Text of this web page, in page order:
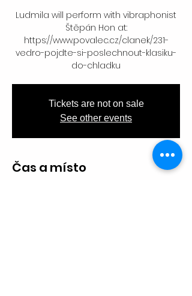
Ludmila will perform with vibraphonist
Štěpán Hon at:
https://www.povalec.cz/clanek/231-
vedro-pojdte-si-poslechnout-klasiku-
do-chladku
Tickets are not on sale
See other events
Čas a místo